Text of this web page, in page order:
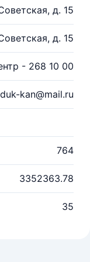
д. 15
д. 15
- 268 10 00
duk-kan@mail.ru
764
3352363.78
35